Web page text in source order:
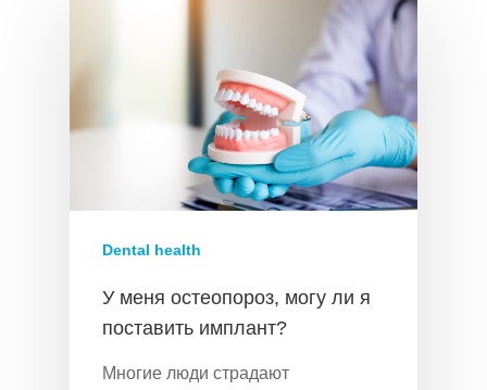
Dental health
У меня остеопороз, могу ли я
поставить имплант?
Многие люди страдают